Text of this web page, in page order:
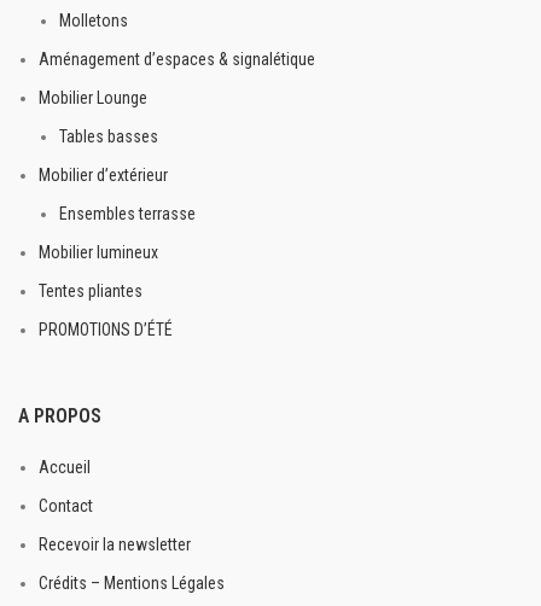
Molletons
Aménagement d’espaces & signalétique
Mobilier Lounge
Tables basses
Mobilier d’extérieur
Ensembles terrasse
Mobilier lumineux
Tentes pliantes
PROMOTIONS D’ÉTÉ
A PROPOS
Accueil
Contact
Recevoir la newsletter
Crédits – Mentions Légales